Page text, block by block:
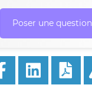
Poser une question